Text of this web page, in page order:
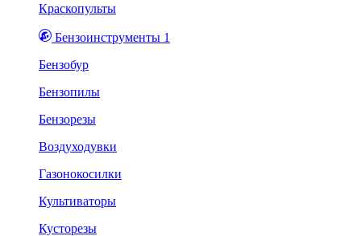
Краскопульты
Бензоинструменты 1
Бензобур
Бензопилы
Бензорезы
Воздуходувки
Газонокосилки
Культиваторы
Кусторезы